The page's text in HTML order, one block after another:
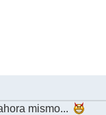
mismo...